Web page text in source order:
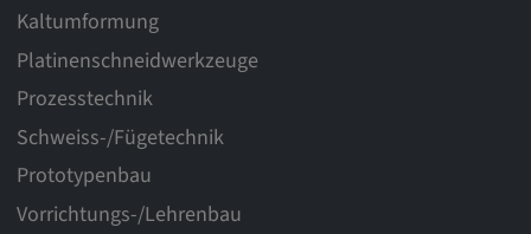
Kaltumformung
Platinenschneidwerkzeuge
Prozesstechnik
Schweiss-/Fügetechnik
Prototypenbau
Vorrichtungs-/Lehrenbau